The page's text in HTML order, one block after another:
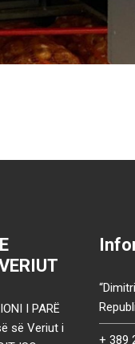
I PARË
së Veriut i
+ 389